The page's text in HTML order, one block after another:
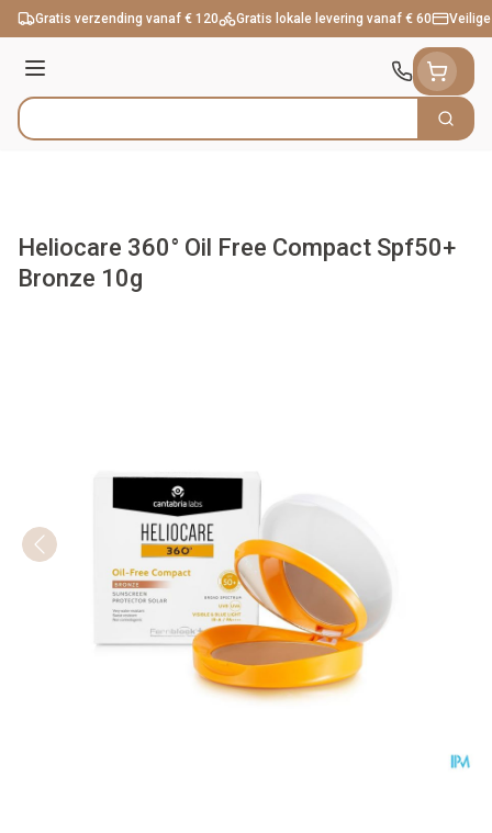
Ga naar de inhoud
Gratis verzending vanaf € 120 Gratis lokale levering vanaf € 60
Menu
Product, merk, categorie... Zoek
Heliocare 360° Oil Free Compact Spf50+
Bronze 10g